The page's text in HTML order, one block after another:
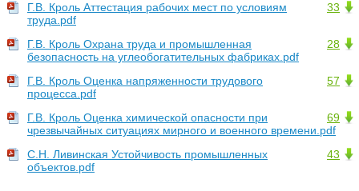
33
Г.В. Кроль Аттестация рабочих мест по условиям
труда.pdf
28
Г.В. Кроль Охрана труда и промышленная
безопасность на углеобогатительных фабриках.pdf
57
Г.В. Кроль Оценка напряженности трудового
процесса.pdf
69
Г.В. Кроль Оценка химической опасности при
чрезвычайных ситуациях мирного и военного времени.pdf
43
С.Н. Ливинская Устойчивость промышленных
объектов.pdf